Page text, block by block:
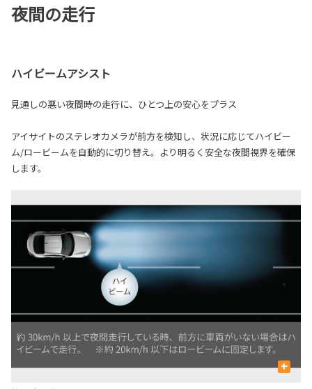
夜間の走行
ハイビームアシスト
見通しの悪い夜間時の走行に、ひとつ上の安心をプラス
アイサイトのステレオカメラが前方を検知し、状況に応じてハイビー
ム/ロービームを自動的に切り替え。より明るく安全な夜間視界を確保
します。
+